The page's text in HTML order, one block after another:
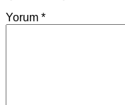
Yorum *